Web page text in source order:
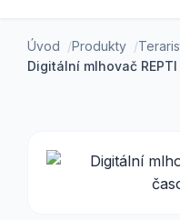
Úvod Produkty
Digitální mlhovač